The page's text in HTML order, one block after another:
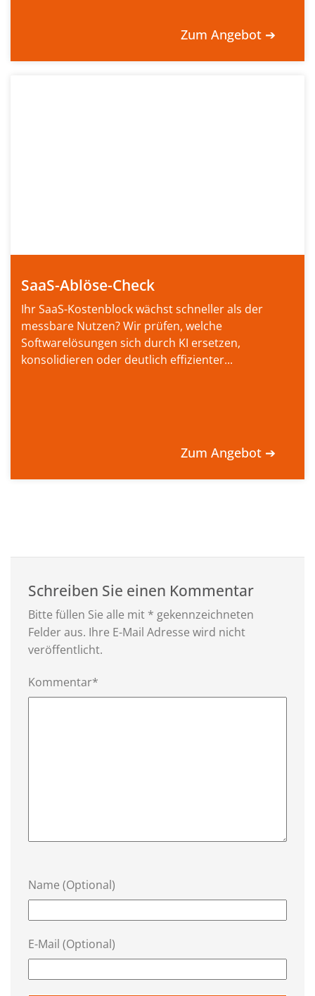
Zum Angebot ➔
SaaS-Ablöse-Check
Ihr SaaS-Kostenblock wächst schneller als der
messbare Nutzen? Wir prüfen, welche
Softwarelösungen sich durch KI ersetzen,
konsolidieren oder deutlich effizienter...
Zum Angebot ➔
Schreiben Sie einen Kommentar
Bitte füllen Sie alle mit * gekennzeichneten
Felder aus. Ihre E-Mail Adresse wird nicht
veröffentlicht.
Kommentar*
Name (Optional)
E-Mail (Optional)